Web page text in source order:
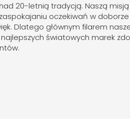
20-letnią tradycją. Naszą
oczekiwań w doborze
Dlatego głównym filarem
światowych marek